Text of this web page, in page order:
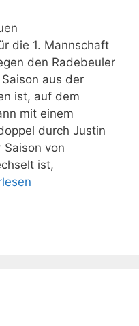
die 1. Mannschaft
den Radebeuler
aus der
ist, auf dem
mit einem
durch Justin
Saison von
ist,